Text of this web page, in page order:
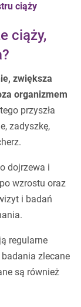
ciąży
ciąży,
zwiększa
organizmem
przyszła
zadyszkę,
dojrzewa i
wzrostu oraz
i badań
regularne
zlecane
są również